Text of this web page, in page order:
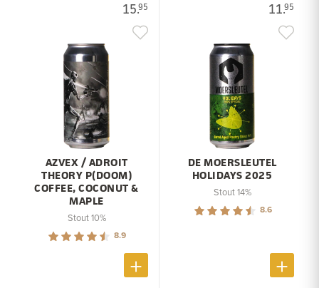
15.95
AZVEX / ADROIT
THEORY P(DOOM)
COFFEE, COCONUT &
MAPLE
Stout 10%
8.9
11.95
DE MOERSLEUTEL
HOLIDAYS 2025
Stout 14%
8.6